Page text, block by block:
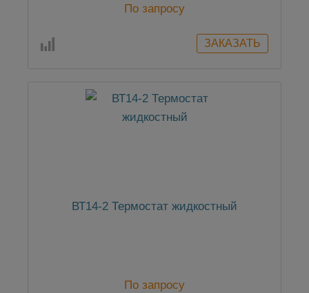
По запросу
ВТ14-2 Термостат жидкостный
По запросу